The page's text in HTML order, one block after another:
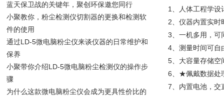
1、人体工程学设
2、仪器内置实时
3、一机多用，可
4、测量时间可自
5、大容量存储空
6、★佩戴数据处
7、内置电池，交
蓝天保卫战的关键年，聚创环保邀您同行
小聚教你，粉尘检测仪切割器的更换和检测软
件的使用
通过LD-5微电脑粉尘仪来谈仪器的日常维护和
保养
小聚带你介绍LD-5微电脑粉尘检测仪的操作步
骤
为什么这款微电脑粉尘仪会成为更具性价比的